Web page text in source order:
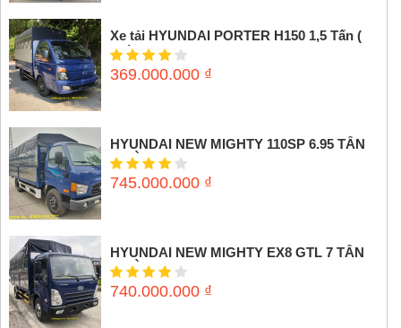
Xe tải HYUNDAI PORTER H150 1,5 Tấn (
Thùng mui bạt)
369.000.000 ₫
HYUNDAI NEW MIGHTY 110SP 6.95 TẤN
(THÙNG MUI BẠT)
745.000.000 ₫
HYUNDAI NEW MIGHTY EX8 GTL 7 TẤN
(THÙNG MUI BẠT)
740.000.000 ₫